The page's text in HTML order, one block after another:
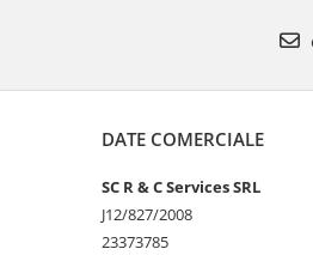
DATE COMERCIALE
SC R & C Services SRL
J12/827/2008
23373785